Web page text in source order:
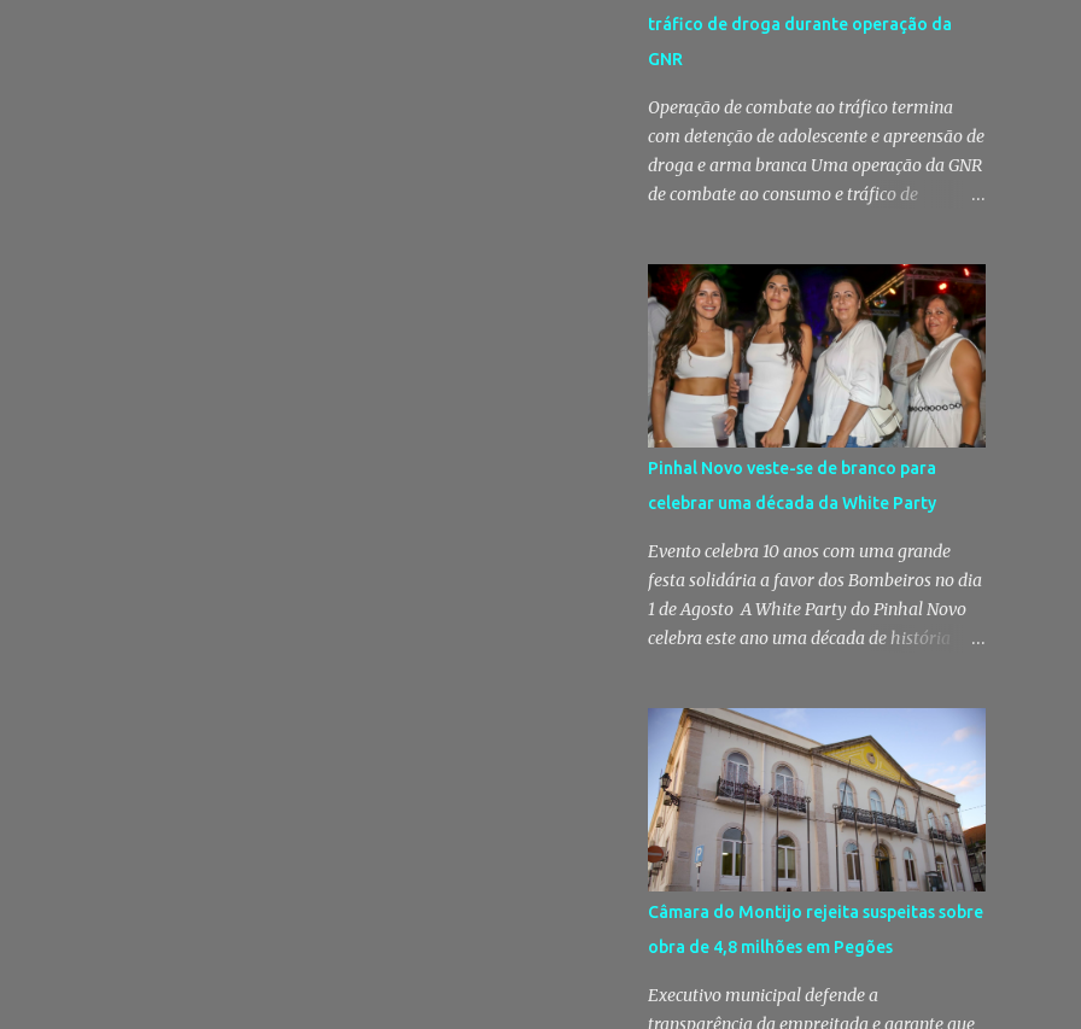
tráfico de droga durante operação da
GNR
Operação de combate ao tráfico termina
com detenção de adolescente e apreensão de
droga e arma branca Uma operação da GNR
de combate ao consumo e tráfico de
concelho de Palmela. A ação culminou com a
apreensão de dezenas de doses de canábis,
uma arma branca e dinheiro, reforçando a
vigilância das autoridades sobre este tipo de
criminalidade no distrito de Setúbal. Droga,
arma branca e dinheiro apreendidos pela
GNR Um jovem de 16 anos foi detido na
segunda-feira, 28 de Julho, por suspeitas da
prática do crime de tráfico de
estupefacientes, na localidade de Pinhal
Novo. A detenção foi efetuada pelo
Comando Territorial de Setúbal da GNR,
através do Posto Territorial de Pinhal Novo,
ao consumo e tráfico de droga. Segundo a
GNR, "os militares da Guarda identificaram
vários indivíduos" durante a ação policial
realizada em Pi...
Pinhal Novo veste-se de branco para
celebrar uma década da White Party
Evento celebra 10 anos com uma grande
festa solidária a favor dos Bombeiros no dia
1 de Agosto A White Party do Pinhal Novo
celebra este ano uma década de história
Maria dos Santos volta a vestir-se de branco
para receber milhares de pessoas numa
noite de música, reencontros e
solidariedade, em que parte das receitas
reverterá para a Associação Humanitária
dos Bombeiros Voluntários do Pinhal Novo,
reforçando o espírito comunitário que
sempre distinguiu este evento. O branco é a
cor essencial da festa de 1 de Agosto no
Pinhal Novo 10 anos depois da primeira
edição, a White Party continua a ser muito
Câmara do Montijo rejeita suspeitas sobre
obra de 4,8 milhões em Pegões
Executivo municipal defende a
transparência da empreitada e garante que